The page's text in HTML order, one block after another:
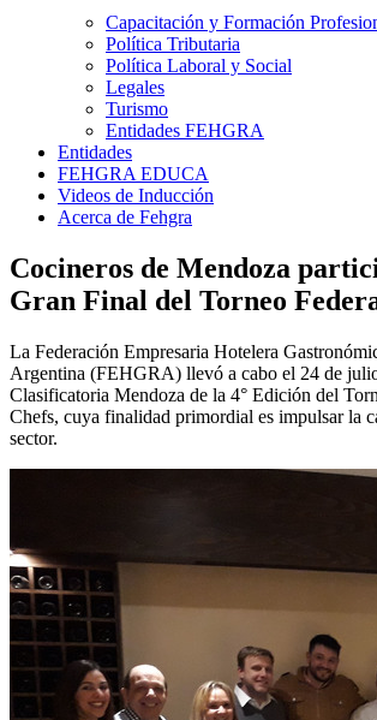
Capacitación y Formación
Política Tributaria
Política Laboral y Social
Legales
Turismo
Entidades FEHGRA
Entidades
FEHGRA EDUCA
Videos de Inducción
Acerca de Fehgra
Cocineros de Mendoza
Gran Final del Torneo
La Federación Empresaria Hotelera
Argentina (FEHGRA) llevó a cabo el 24 de
Clasificatoria Mendoza de la 4° Edición del
Chefs, cuya finalidad primordial es impulsar la
sector.